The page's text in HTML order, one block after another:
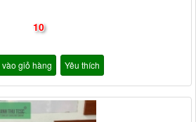
10
vào giỏ hàng Yêu thích